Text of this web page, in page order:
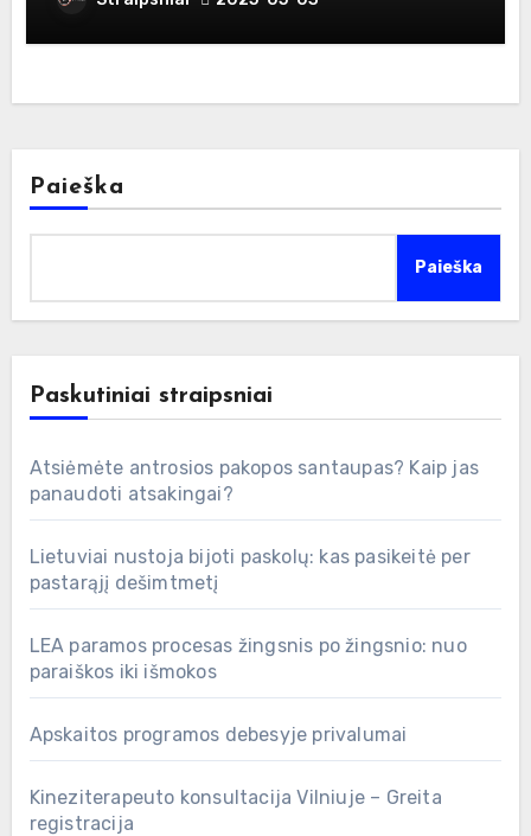
Paieška
Paieška
Paskutiniai straipsniai
Atsiėmėte antrosios pakopos santaupas? Kaip jas
panaudoti atsakingai?
Lietuviai nustoja bijoti paskolų: kas pasikeitė per
pastarąjį dešimtmetį
LEA paramos procesas žingsnis po žingsnio: nuo
paraiškos iki išmokos
Apskaitos programos debesyje privalumai
Kineziterapeuto konsultacija Vilniuje – Greita
registracija